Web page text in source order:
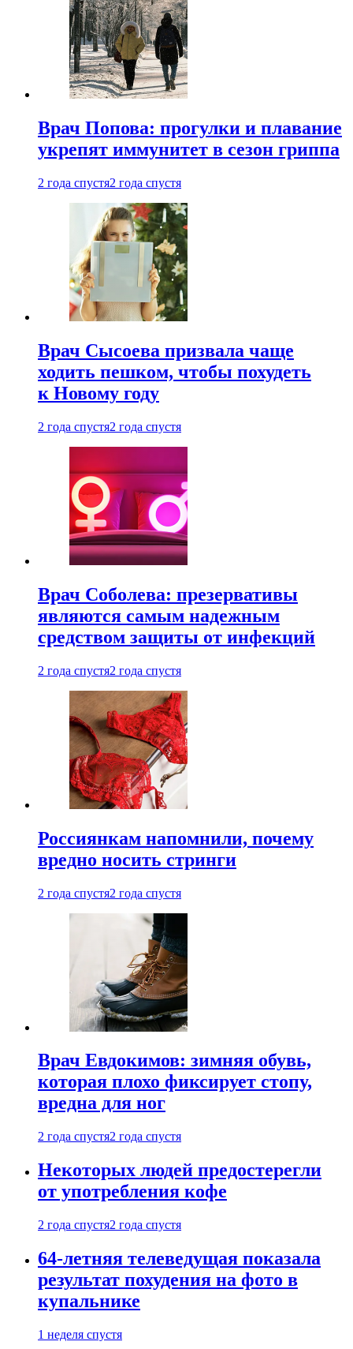
Врач Попова: прогулки и плавание
укрепят иммунитет в сезон гриппа
2 года спустя2 года спустя
Врач Сысоева призвала чаще
ходить пешком, чтобы похудеть
к Новому году
2 года спустя2 года спустя
Врач Соболева: презервативы
являются самым надежным
средством защиты от инфекций
2 года спустя2 года спустя
Россиянкам напомнили, почему
вредно носить стринги
2 года спустя2 года спустя
Врач Евдокимов: зимняя обувь,
которая плохо фиксирует стопу,
вредна для ног
2 года спустя2 года спустя
Некоторых людей предостерегли
от употребления кофе
2 года спустя2 года спустя
64-летняя телеведущая показала
результат похудения на фото в
купальнике
1 неделя спустя